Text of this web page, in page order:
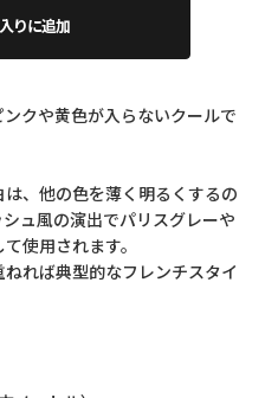
りに追加
クや黄色が入らないクールで
、他の色を薄く明るくするの
ュ風の演出でパリスグレーや
使用されます。
れば典型的なフレンチスタイ